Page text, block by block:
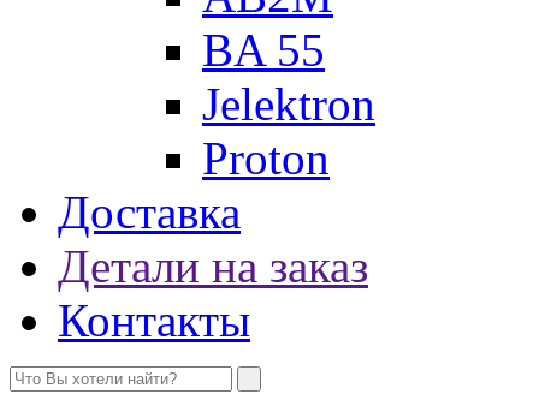
BA 55
Jelektron
Proton
Доставка
Детали на заказ
Контакты